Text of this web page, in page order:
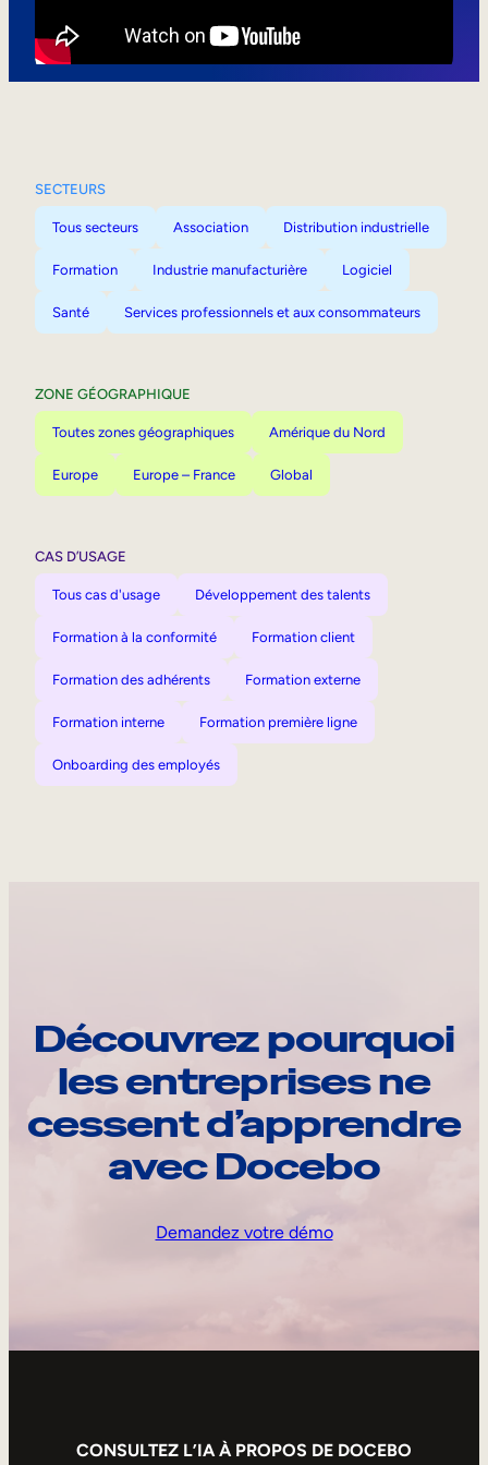
SECTEURS
Tous secteurs Association Distribution industrielle
Formation Industrie manufacturière Logiciel
Santé Services professionnels et aux consommateurs
ZONE GÉOGRAPHIQUE
Toutes zones géographiques Amérique du Nord
Europe Europe – France Global
CAS D’USAGE
Tous cas d'usage Développement des talents
Formation à la conformité Formation client
Formation des adhérents Formation externe
Formation interne Formation première ligne
Onboarding des employés
Découvrez pourquoi
les entreprises ne
cessent d’apprendre
avec Docebo
Demandez votre démo
CONSULTEZ L’IA À PROPOS DE DOCEBO